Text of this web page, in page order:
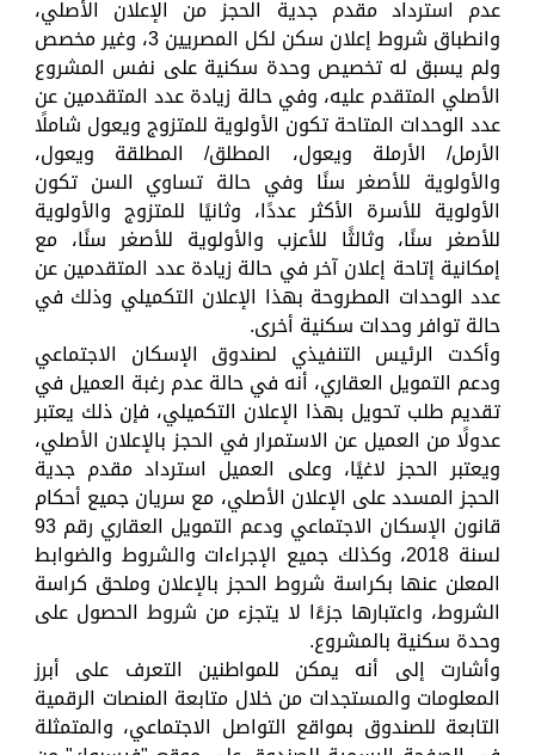
عدم استرداد مقدم جدية الحجز من الإعلان الأصلي،
وانطباق شروط إعلان سكن لكل المصريين 3، وغير مخصص
ولم يسبق له تخصيص وحدة سكنية على نفس المشروع
الأصلي المتقدم عليه، وفي حالة زيادة عدد المتقدمين عن
عدد الوحدات المتاحة تكون الأولوية للمتزوج ويعول شاملًا
الأرمل/ الأرملة ويعول، المطلق/ المطلقة ويعول،
والأولوية للأصغر سنًا وفي حالة تساوي السن تكون
الأولوية للأسرة الأكثر عددًا، وثانيًا للمتزوج والأولوية
للأصغر سنًا، وثالثًا للأعزب والأولوية للأصغر سنًا، مع
إمكانية إتاحة إعلان آخر في حالة زيادة عدد المتقدمين عن
عدد الوحدات المطروحة بهذا الإعلان التكميلي وذلك في
حالة توافر وحدات سكنية أخرى.
وأكدت الرئيس التنفيذي لصندوق الإسكان الاجتماعي
ودعم التمويل العقاري، أنه في حالة عدم رغبة العميل في
تقديم طلب تحويل بهذا الإعلان التكميلي، فإن ذلك يعتبر
عدولًا من العميل عن الاستمرار في الحجز بالإعلان الأصلي،
ويعتبر الحجز لاغيًا، وعلى العميل استرداد مقدم جدية
الحجز المسدد على الإعلان الأصلي، مع سريان جميع أحكام
قانون الإسكان الاجتماعي ودعم التمويل العقاري رقم 93
لسنة 2018، وكذلك جميع الإجراءات والشروط والضوابط
المعلن عنها بكراسة شروط الحجز بالإعلان وملحق كراسة
الشروط، واعتبارها جزءًا لا يتجزء من شروط الحصول على
وحدة سكنية بالمشروع.
وأشارت إلى أنه يمكن للمواطنين التعرف على أبرز
المعلومات والمستجدات من خلال متابعة المنصات الرقمية
التابعة للصندوق بمواقع التواصل الاجتماعي، والمتمثلة